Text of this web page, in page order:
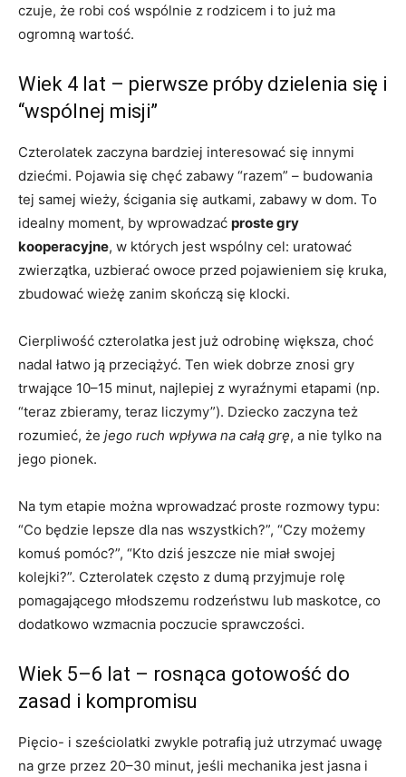
czuje, że robi coś wspólnie z rodzicem i to już ma
ogromną wartość.
Wiek 4 lat – pierwsze próby dzielenia się i
“wspólnej misji”
Czterolatek zaczyna bardziej interesować się innymi
dziećmi. Pojawia się chęć zabawy “razem” – budowania
tej samej wieży, ścigania się autkami, zabawy w dom. To
idealny moment, by wprowadzać proste gry
kooperacyjne, w których jest wspólny cel: uratować
zwierzątka, uzbierać owoce przed pojawieniem się kruka,
zbudować wieżę zanim skończą się klocki.
Cierpliwość czterolatka jest już odrobinę większa, choć
nadal łatwo ją przeciążyć. Ten wiek dobrze znosi gry
trwające 10–15 minut, najlepiej z wyraźnymi etapami (np.
“teraz zbieramy, teraz liczymy”). Dziecko zaczyna też
rozumieć, że jego ruch wpływa na całą grę, a nie tylko na
jego pionek.
Na tym etapie można wprowadzać proste rozmowy typu:
“Co będzie lepsze dla nas wszystkich?”, “Czy możemy
komuś pomóc?”, “Kto dziś jeszcze nie miał swojej
kolejki?”. Czterolatek często z dumą przyjmuje rolę
pomagającego młodszemu rodzeństwu lub maskotce, co
dodatkowo wzmacnia poczucie sprawczości.
Wiek 5–6 lat – rosnąca gotowość do
zasad i kompromisu
Pięcio- i sześciolatki zwykle potrafią już utrzymać uwagę
na grze przez 20–30 minut, jeśli mechanika jest jasna i